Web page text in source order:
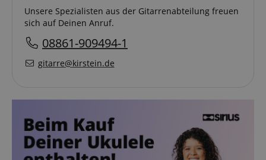
Unsere Spezialisten aus der Gitarrenabteilung freuen
sich auf Deinen Anruf.
08861-909494-1
gitarre@kirstein.de